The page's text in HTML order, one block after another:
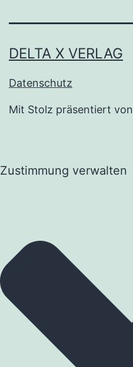
DELTA X VERLAG
Datenschutz
Mit Stolz präsentiert von
Zustimmung verwalten